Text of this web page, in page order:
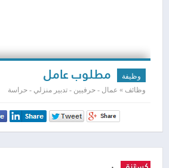
وظيفة مطلوب عامل
وظائف » عمال - حرفيين - تدبير منزلي - حراسة